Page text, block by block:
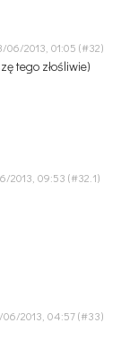
06/2013, 01:05
tego złośliwie)
2013, 09:53
2013, 04:57